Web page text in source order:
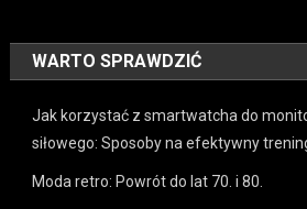
WARTO SPRAWDZIĆ
Jak korzystać z smartwatcha do
siłowego: Sposoby na efektywny
Moda retro: Powrót do lat 70. i 80.